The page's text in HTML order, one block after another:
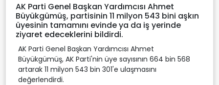
AK Parti Genel Başkan Yardımcısı Ahmet
Büyükgümüş, partisinin 11 milyon 543 bini aşkın
üyesinin tamamını evinde ya da iş yerinde
ziyaret edeceklerini bildirdi.
AK Parti Genel Başkan Yardımcısı Ahmet
Büyükgümüş, AK Parti'nin üye sayısının 664 bin 568
artarak 11 milyon 543 bin 301'e ulaşmasını
değerlendirdi.